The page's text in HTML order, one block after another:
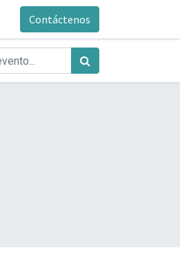
Contáctenos